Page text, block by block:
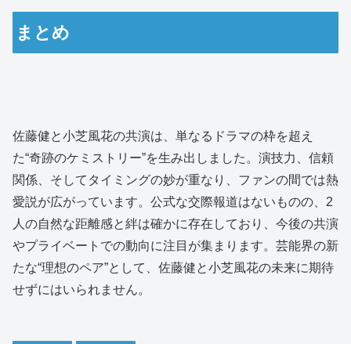
まとめ
佐藤健と小芝風花の共演は、単なるドラマの枠を超え
た“奇跡のケミストリー”を生み出しました。演技力、信頼
関係、そしてタイミングの妙が重なり、ファンの間では熱
愛説が広がっています。公式な交際報道はないものの、2
人の自然な距離感と絆は確かに存在しており、今後の共演
やプライベートでの動向に注目が集まります。芸能界の新
たな“理想のペア”として、佐藤健と小芝風花の未来に期待
せずにはいられません。